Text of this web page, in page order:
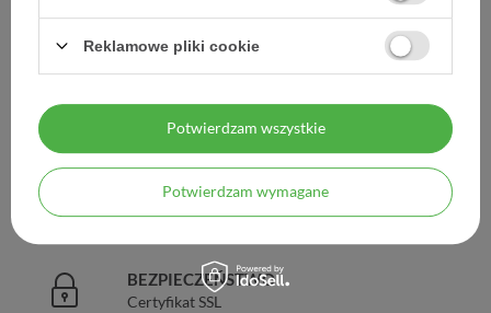
DARMOWA DOSTAWA
Już od 149 zł !
Legalna apteka od 2006 r.
ZAUFANIE
98% zadowolonych klientów
BEZPIECZEŃSTWO
Certyfikat SSL
Reklamowe pliki cookie
Potwierdzam wymagane
Potwierdzam wszystkie